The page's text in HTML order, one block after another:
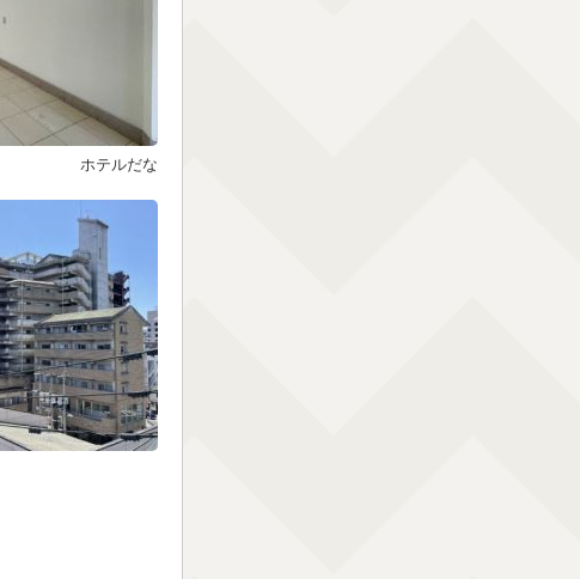
ホテルだな